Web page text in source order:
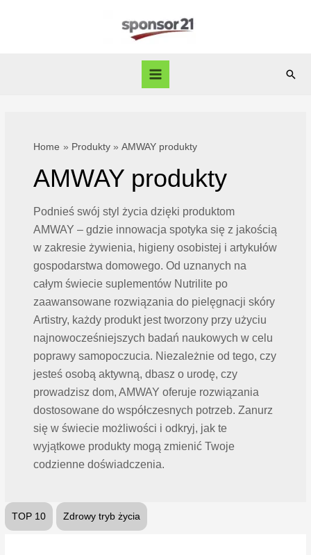
Main
Home Produkty AMWAY produkty
AMWAY produkty
Podnieś swój styl życia dzięki produktom
AMWAY – gdzie innowacja spotyka się z jakością
w zakresie żywienia, higieny osobistej i artykułów
gospodarstwa domowego. Od uznanych na
całym świecie suplementów Nutrilite po
zaawansowane rozwiązania do pielęgnacji skóry
Artistry, każdy produkt jest tworzony przy użyciu
najnowocześniejszych badań naukowych w celu
poprawy samopoczucia. Niezależnie od tego, czy
jesteś osobą aktywną, dbasz o urodę, czy
prowadzisz dom, AMWAY oferuje rozwiązania
dostosowane do współczesnych potrzeb. Zanurz
się w świecie możliwości i odkryj, jak te
wyjątkowe produkty mogą zmienić Twoje
codzienne doświadczenia.
TOP 10 Zdrowy tryb życia